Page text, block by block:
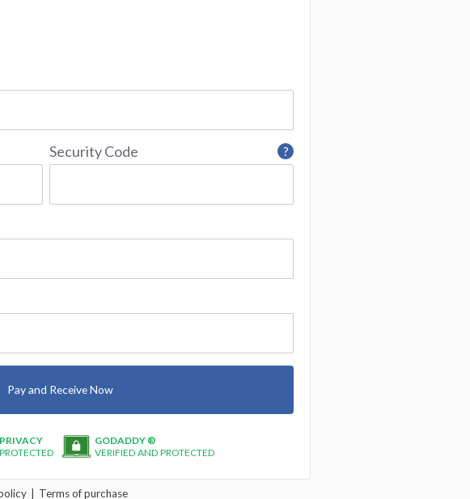
?
Security Code
Pay and Receive Now
PRIVACY
PROTECTED
GODADDY ®
VERIFIED AND PROTECTED
Terms of purchase